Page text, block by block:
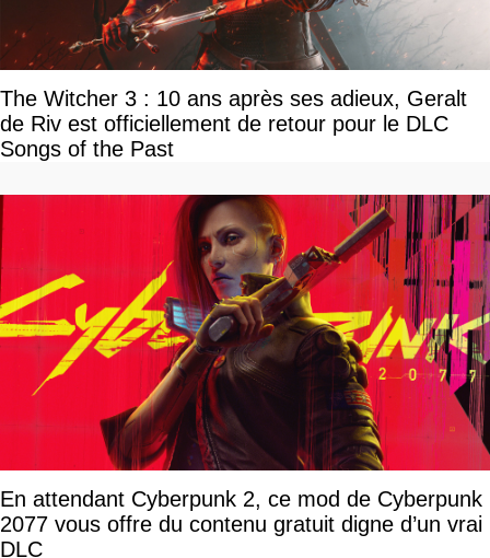
The Witcher 3 : 10 ans après ses adieux, Geralt
de Riv est officiellement de retour pour le DLC
Songs of the Past
En attendant Cyberpunk 2, ce mod de Cyberpunk
2077 vous offre du contenu gratuit digne d’un vrai
DLC